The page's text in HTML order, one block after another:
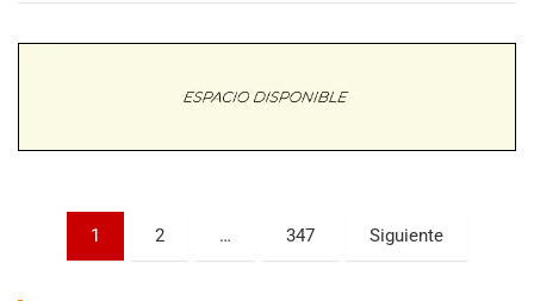
Paginación
1 2 … 347 Siguiente
Trenque Lauquen (Buenos Aires)
Parque de la Velocidad (Asfalto)
Villaguay (Entre Ríos)